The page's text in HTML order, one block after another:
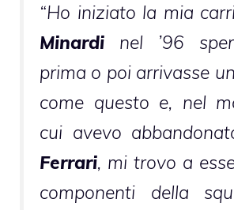
“Ho iniziato la mia
Minardi nel ’96
prima o poi arrivasse
come questo e, nel
cui avevo
Ferrari, mi trovo a
componenti della